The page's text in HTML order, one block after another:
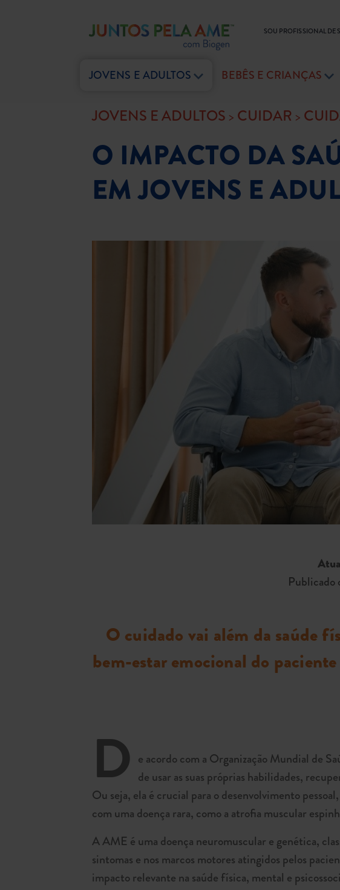
SOU PROFISSIONAL DE
JOVENS E ADULTOS BEBÊS E CRIANÇAS
JOVENS E ADULTOS CUIDAR
O IMPACTO DA
EM JOVENS E
Publicado
O cuidado vai além da saúde
bem-estar emocional do
D e acordo com a Organização Mundial de
de usar as suas próprias habilidades,
Ou seja, ela é crucial para o desenvolvimento
com uma doença rara, como a atrofia muscular
A AME é uma doença neuromuscular e genética,
sintomas e nos marcos motores atingidos pelos
impacto relevante na saúde física, mental e